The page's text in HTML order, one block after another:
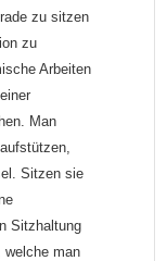
zu sitzen
zu
Arbeiten
Man
Sitzen sie
Sitzhaltung
welche man